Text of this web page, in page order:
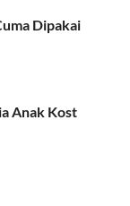
Dipakai
Anak Kost